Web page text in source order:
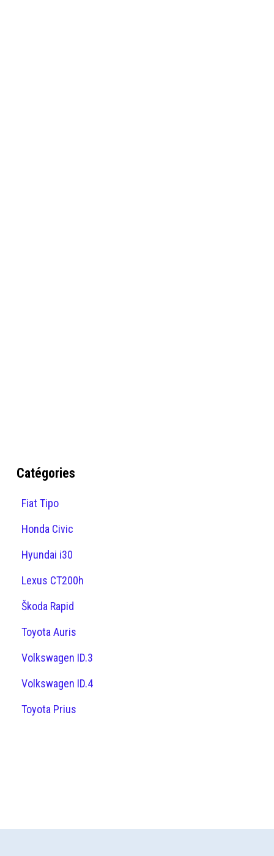
Catégories
Fiat Tipo
Honda Civic
Hyundai i30
Lexus CT200h
Škoda Rapid
Toyota Auris
Volkswagen ID.3
Volkswagen ID.4
Toyota Prius